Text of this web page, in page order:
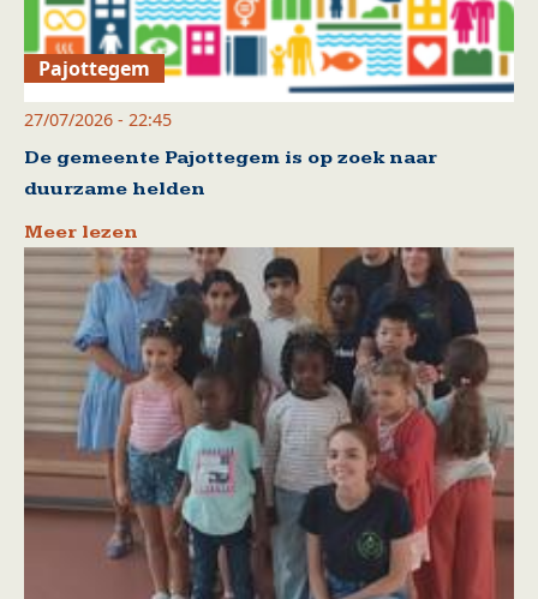
Pajottegem
27/07/2026 - 22:45
De gemeente Pajottegem is op zoek naar
duurzame helden
Meer lezen